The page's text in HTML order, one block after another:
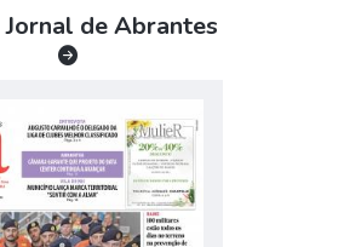
Jornal de Abrantes